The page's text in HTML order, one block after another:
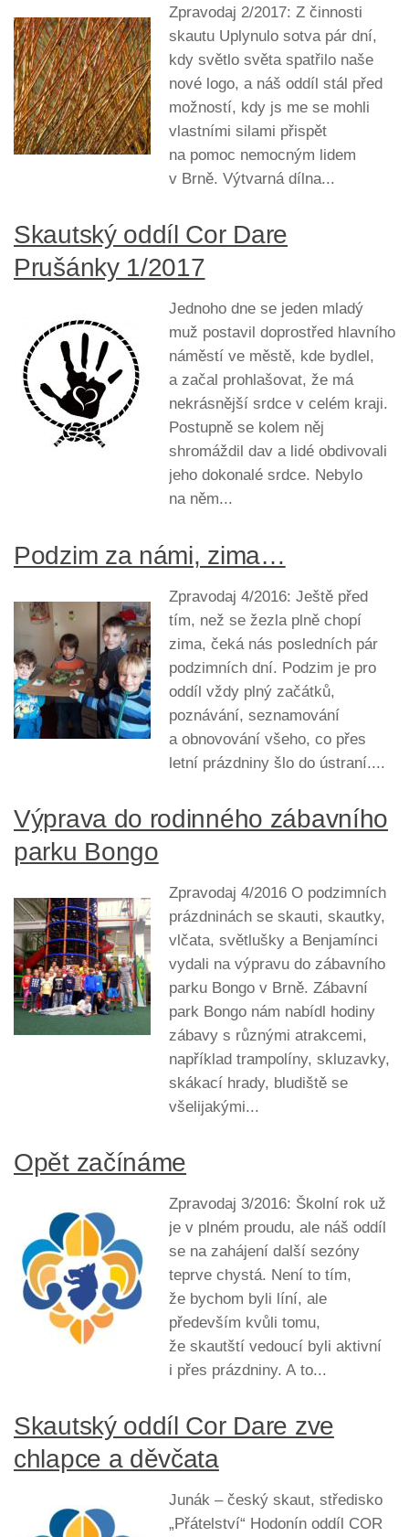
Zpravodaj 2/2017: Z činnosti
skautu Uplynulo sotva pár dní,
kdy světlo světa spatřilo naše
nové logo, a náš oddíl stál před
možností, kdy js me se mohli
vlastními silami přispět
na pomoc nemocným lidem
v Brně. Výtvarná dílna...
Skautský oddíl Cor Dare
Prušánky 1/2017
Jednoho dne se jeden mladý
muž postavil doprostřed hlavního
náměstí ve městě, kde bydlel,
a začal prohlašovat, že má
nekrásnější srdce v celém kraji.
Postupně se kolem něj
shromáždil dav a lidé obdivovali
jeho dokonalé srdce. Nebylo
na něm...
Podzim za námi, zima…
Zpravodaj 4/2016: Ještě před
tím, než se žezla plně chopí
zima, čeká nás posledních pár
podzimních dní. Podzim je pro
oddíl vždy plný začátků,
poznávání, seznamování
a obnovování všeho, co přes
letní prázdniny šlo do ústraní....
Výprava do rodinného zábavního
parku Bongo
Zpravodaj 4/2016 O podzimních
prázdninách se skauti, skautky,
vlčata, světlušky a Benjamínci
vydali na výpravu do zábavního
parku Bongo v Brně. Zábavní
park Bongo nám nabídl hodiny
zábavy s různými atrakcemi,
například trampolíny, skluzavky,
skákací hrady, bludiště se
všelijakými...
Opět začínáme
Zpravodaj 3/2016: Školní rok už
je v plném proudu, ale náš oddíl
se na zahájení další sezóny
teprve chystá. Není to tím,
že bychom byli líní, ale
především kvůli tomu,
že skautští vedoucí byli aktivní
i přes prázdniny. A to...
Skautský oddíl Cor Dare zve
chlapce a děvčata
Junák – český skaut, středisko
„Přátelství“ Hodonín oddíl COR